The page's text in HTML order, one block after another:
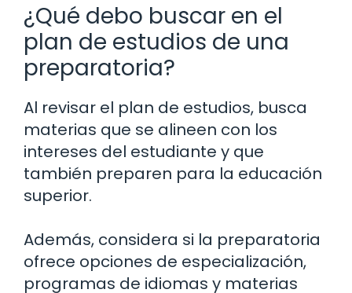
¿Qué debo buscar en el
plan de estudios de una
preparatoria?
Al revisar el plan de estudios, busca
materias que se alineen con los
intereses del estudiante y que
también preparen para la educación
superior.
Además, considera si la preparatoria
ofrece opciones de especialización,
programas de idiomas y materias